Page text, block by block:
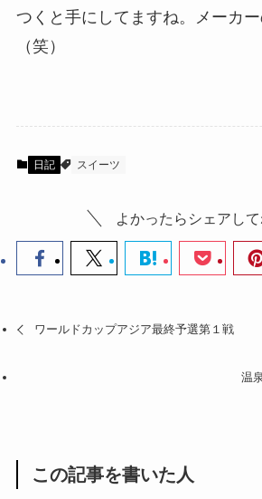
つくと手にしてますね。メーカ
（笑）
日記 スイーツ
よかったらシェアして
ワールドカップアジア最終予選第１戦
温
この記事を書いた人